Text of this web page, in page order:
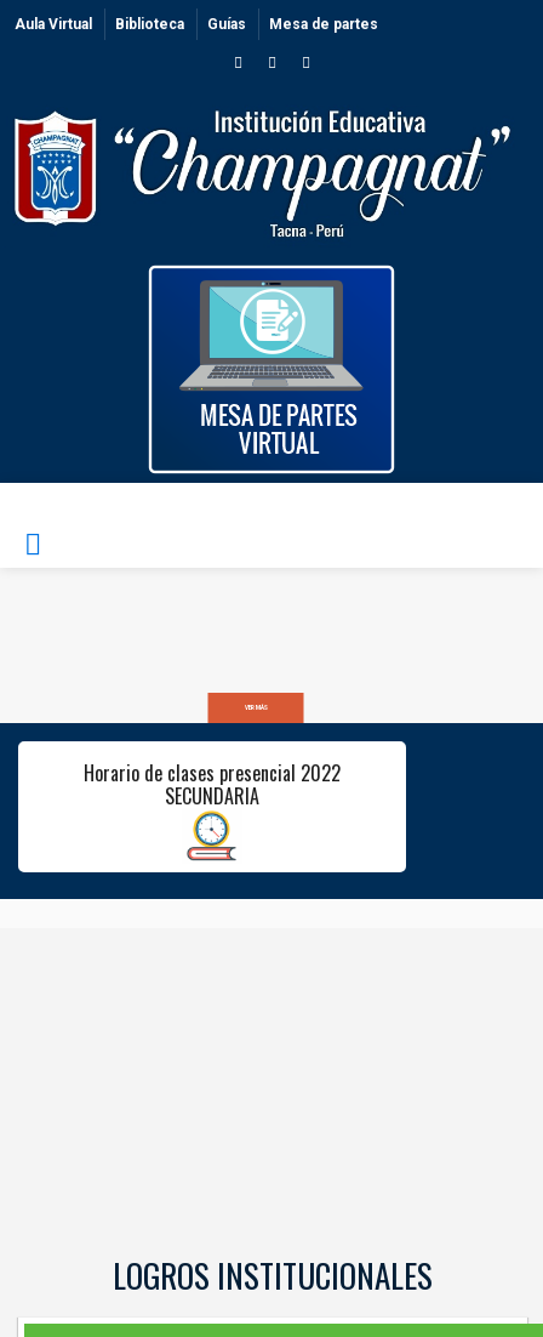
Aula Virtual Biblioteca Guías Mesa de partes
VER MÁS
Horario de clases presencial 2022
SECUNDARIA
LOGROS INSTITUCIONALES